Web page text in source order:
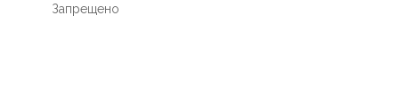
Запрещено